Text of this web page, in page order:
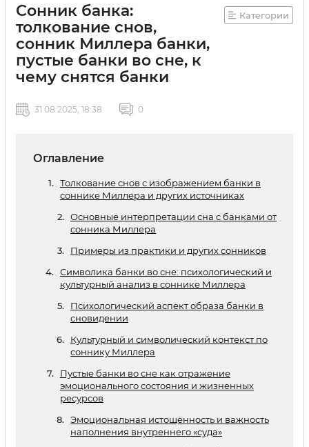
Сонник банка:
толкование снов,
сонник Миллера банки,
пустые банки во сне, к
чему снятся банки
Категории
31 08 2025, 18:38 0
Оглавление
Толкование снов с изображением банки в
соннике Миллера и других источниках
Основные интерпретации сна с банками от
сонника Миллера
Примеры из практики и других сонников
Символика банки во сне: психологический и
культурный анализ в соннике Миллера
Психологический аспект образа банки в
сновидении
Культурный и символический контекст по
соннику Миллера
Пустые банки во сне как отражение
эмоционального состояния и жизненных
ресурсов
Эмоциональная истощённость и важность
наполнения внутреннего «суда»